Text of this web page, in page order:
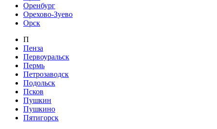
Оренбург
Орехово-Зуево
Орск
П
Пенза
Первоуральск
Пермь
Петрозаводск
Подольск
Псков
Пушкин
Пушкино
Пятигорск